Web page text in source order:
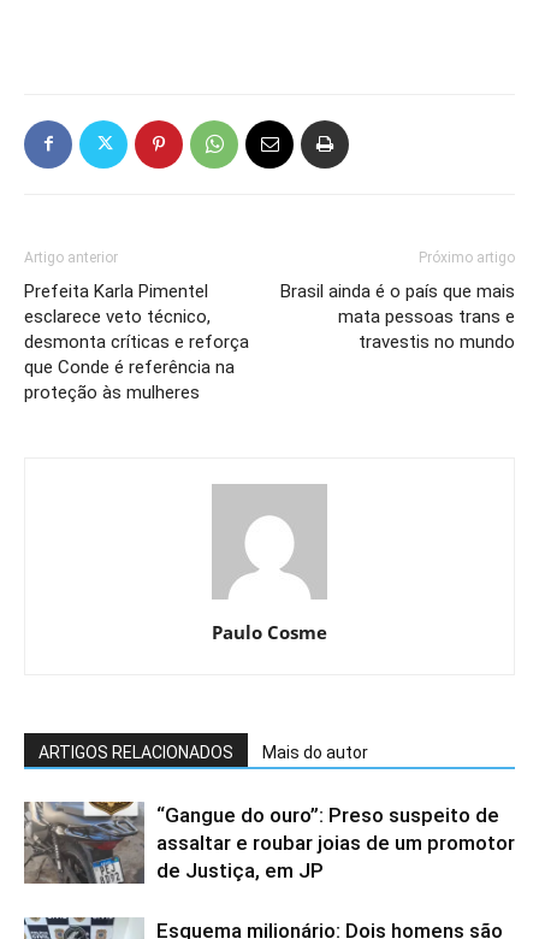
Artigo anterior
Prefeita Karla Pimentel
esclarece veto técnico,
desmonta críticas e reforça
que Conde é referência na
proteção às mulheres
Próximo artigo
Brasil ainda é o país que mais
mata pessoas trans e
travestis no mundo
Paulo Cosme
ARTIGOS RELACIONADOS Mais do autor
“Gangue do ouro”: Preso suspeito de
assaltar e roubar joias de um promotor
de Justiça, em JP
Esquema milionário: Dois homens são